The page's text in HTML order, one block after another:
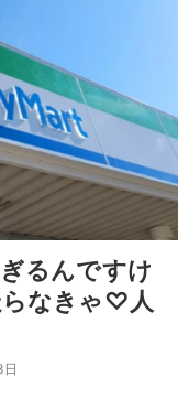
るんですけ
らなきゃ♡人